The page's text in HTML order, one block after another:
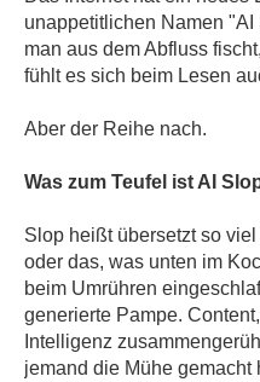
unappetitlichen Namen
man aus dem Abfluss
fühlt es sich beim Lesen
Aber der Reihe nach.
Was zum Teufel ist AI
Slop heißt übersetzt so
oder das, was unten im
beim Umrühren
generierte Pampe.
Intelligenz
jemand die Mühe gemacht